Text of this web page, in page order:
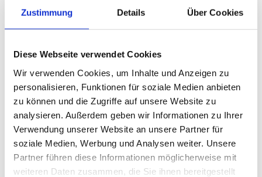
Zustimmung Details Über Cookies
Diese Webseite verwendet Cookies
Wir verwenden Cookies, um Inhalte und Anzeigen zu
personalisieren, Funktionen für soziale Medien anbieten
zu können und die Zugriffe auf unsere Website zu
analysieren. Außerdem geben wir Informationen zu Ihrer
Verwendung unserer Website an unsere Partner für
soziale Medien, Werbung und Analysen weiter. Unsere
Partner führen diese Informationen möglicherweise mit
weiteren Daten zusammen, die Sie ihnen bereitgestellt
meiner Anfrage zu. *